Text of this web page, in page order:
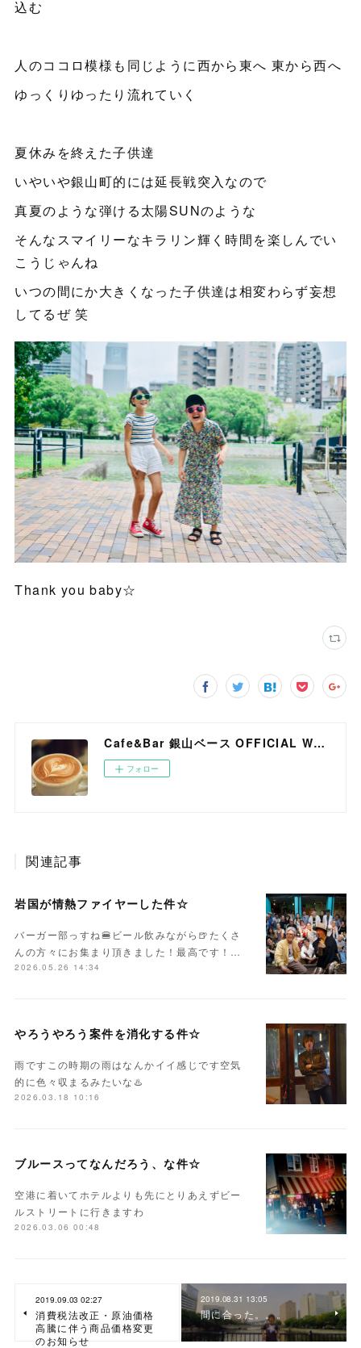
込む
人のココロ模様も同じように西から東へ 東から西へ
ゆっくりゆったり流れていく
夏休みを終えた子供達
いやいや銀山町的には延長戦突入なので
真夏のような弾ける太陽SUNのような
そんなスマイリーなキラリン輝く時間を楽しんでい
こうじゃんね
いつの間にか大きくなった子供達は相変わらず妄想
してるぜ 笑
Thank you baby☆
Cafe&Bar 銀山ベース OFFICIAL WEB SITE
フォロー
関連記事
岩国が情熱ファイヤーした件☆
バーガー部っすね🍔ビール飲みながら🍺たくさ
んの方々にお集まり頂きました！最高です！…
2026.05.26 14:34
やろうやろう案件を消化する件☆
雨ですこの時期の雨はなんかイイ感じです空気
的に色々収まるみたいな♨️
2026.03.18 10:16
ブルースってなんだろう、な件☆
空港に着いてホテルよりも先にとりあえずビー
ルストリートに行きますわ
2026.03.06 00:48
2019.09.03 02:27
消費税法改正・原油価格
高騰に伴う商品価格変更
のお知らせ
2019.08.31 13:05
間に合った。。。